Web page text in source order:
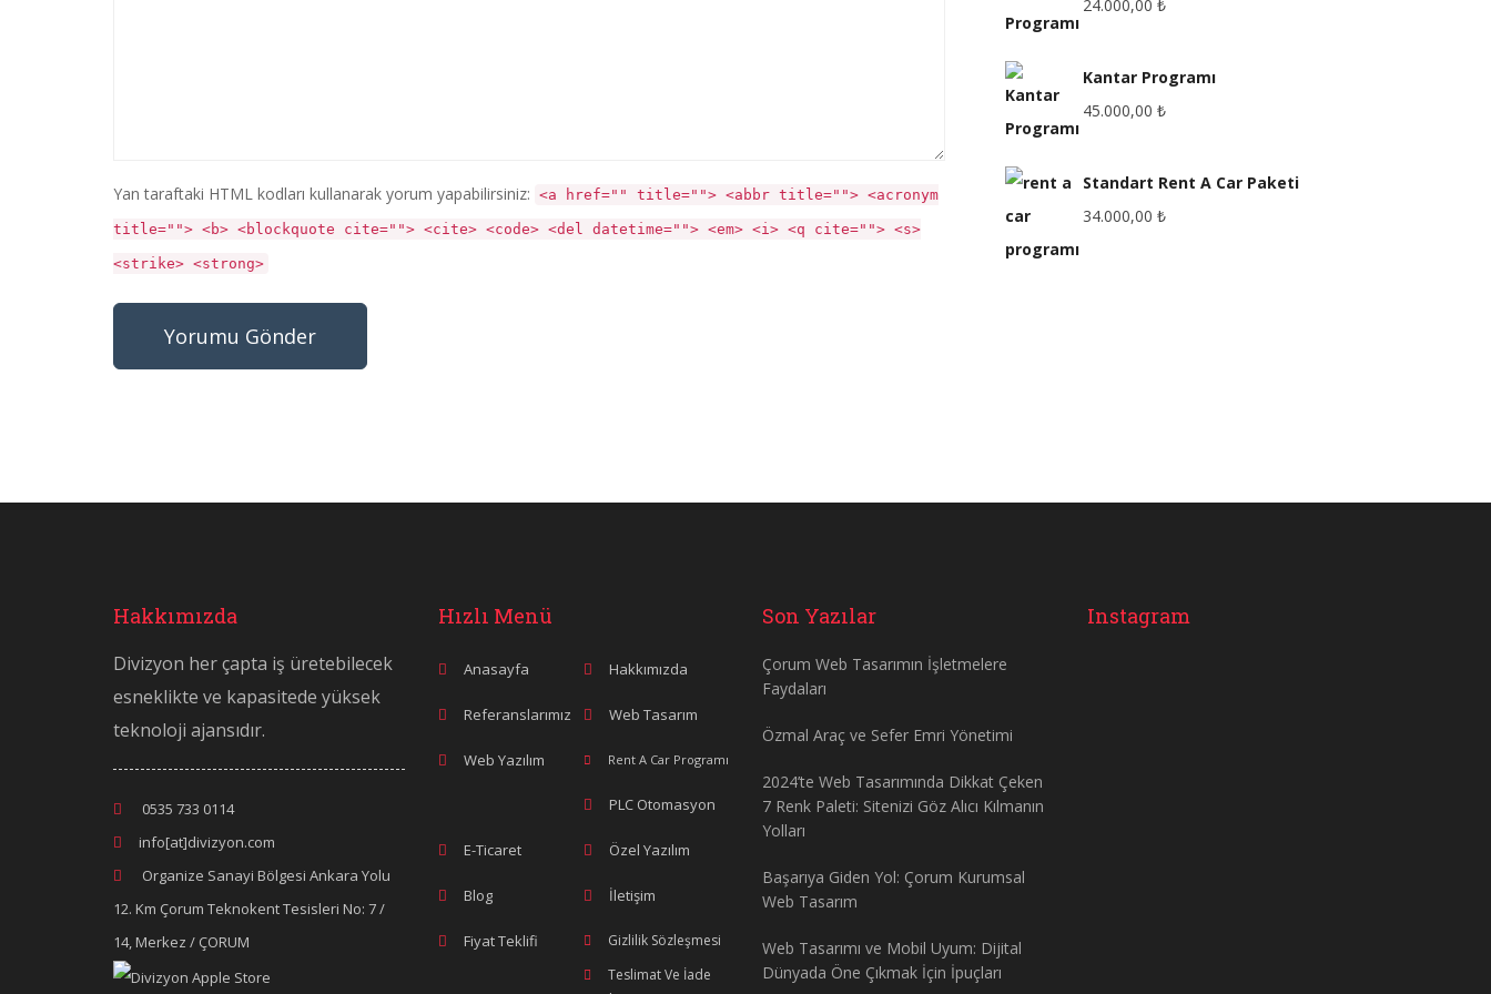
Yan taraftaki HTML kodları kullanarak yorum yapabilirsiniz: <a href="" title=""> <abbr title=""> <acronym
title=""> <b> <blockquote cite=""> <cite> <code> <del datetime=""> <em> <i> <q cite=""> <s>
<strike> <strong>
24.000,00 ₺
Kantar Programı
45.000,00 ₺
Standart Rent A Car Paketi
34.000,00 ₺
Hakkımızda
Divizyon her çapta iş üretebilecek
esneklikte ve kapasitede yüksek
teknoloji ajansıdır.
0535 733 0114
info[at]divizyon.com
Organize Sanayi Bölgesi Ankara Yolu
12. Km Çorum Teknokent Tesisleri No: 7 /
14, Merkez / ÇORUM
Hızlı Menü
Anasayfa Hakkımızda
Referanslarımız Web Tasarım
Web Yazılım Rent A Car Programı
PLC Otomasyon
E-Ticaret Özel Yazılım
Blog İletişim
Fiyat Teklifi
Gizlilik Sözleşmesi
Teslimat Ve İade
Son Yazılar
Çorum Web Tasarımın İşletmelere
Faydaları
Özmal Araç ve Sefer Emri Yönetimi
2024’te Web Tasarımında Dikkat Çeken
7 Renk Paleti: Sitenizi Göz Alıcı Kılmanın
Yolları
Başarıya Giden Yol: Çorum Kurumsal
Web Tasarım
Web Tasarımı ve Mobil Uyum: Dijital
Dünyada Öne Çıkmak İçin İpuçları
Instagram